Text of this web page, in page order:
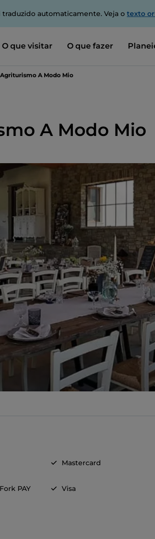
automaticamente. Veja o texto
O que visitar O que fazer
Agriturismo A Modo Mio
A Modo Mio
Mastercard
PAY Visa